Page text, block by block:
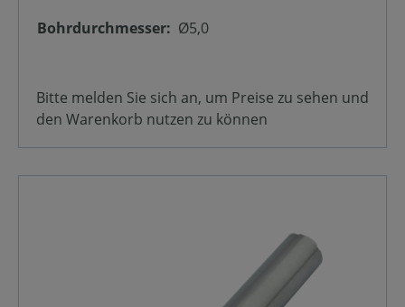
Bohrdurchmesser: Ø5,0
Bitte melden Sie sich an, um Preise zu sehen und
den Warenkorb nutzen zu können